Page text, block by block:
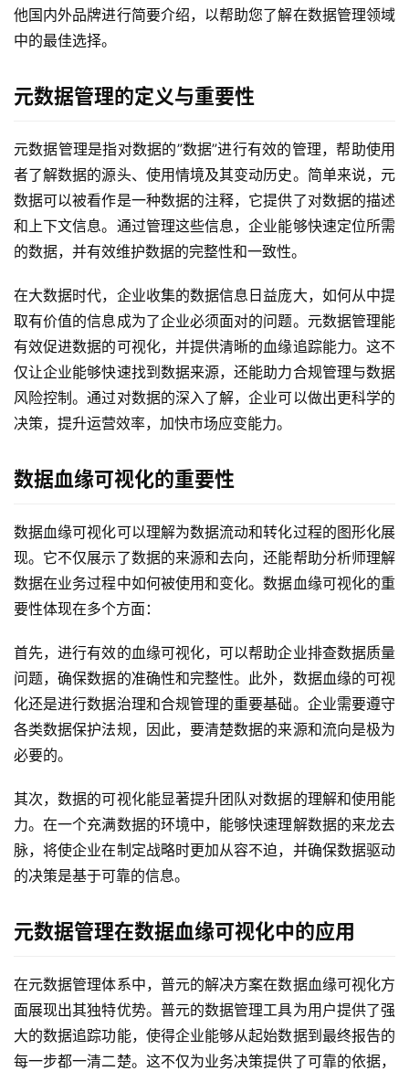
他国内外品牌进行简要介绍，以帮助您了解在数据管理领域
中的最佳选择。
元数据管理的定义与重要性
元数据管理是指对数据的”数据”进行有效的管理，帮助使用
者了解数据的源头、使用情境及其变动历史。简单来说，元
数据可以被看作是一种数据的注释，它提供了对数据的描述
和上下文信息。通过管理这些信息，企业能够快速定位所需
的数据，并有效维护数据的完整性和一致性。
在大数据时代，企业收集的数据信息日益庞大，如何从中提
取有价值的信息成为了企业必须面对的问题。元数据管理能
有效促进数据的可视化，并提供清晰的血缘追踪能力。这不
仅让企业能够快速找到数据来源，还能助力合规管理与数据
风险控制。通过对数据的深入了解，企业可以做出更科学的
决策，提升运营效率，加快市场应变能力。
数据血缘可视化的重要性
数据血缘可视化可以理解为数据流动和转化过程的图形化展
现。它不仅展示了数据的来源和去向，还能帮助分析师理解
数据在业务过程中如何被使用和变化。数据血缘可视化的重
要性体现在多个方面：
首先，进行有效的血缘可视化，可以帮助企业排查数据质量
问题，确保数据的准确性和完整性。此外，数据血缘的可视
化还是进行数据治理和合规管理的重要基础。企业需要遵守
各类数据保护法规，因此，要清楚数据的来源和流向是极为
必要的。
其次，数据的可视化能显著提升团队对数据的理解和使用能
力。在一个充满数据的环境中，能够快速理解数据的来龙去
脉，将使企业在制定战略时更加从容不迫，并确保数据驱动
的决策是基于可靠的信息。
元数据管理在数据血缘可视化中的应用
在元数据管理体系中，普元的解决方案在数据血缘可视化方
面展现出其独特优势。普元的数据管理工具为用户提供了强
大的数据追踪功能，使得企业能够从起始数据到最终报告的
每一步都一清二楚。这不仅为业务决策提供了可靠的依据，